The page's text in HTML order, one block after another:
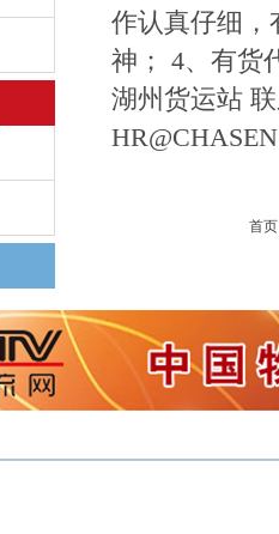
作认真仔细，
神； 4、有货
湖州货运站
首页